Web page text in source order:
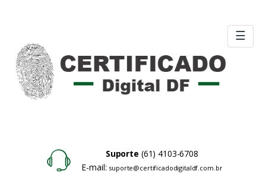
☰
Suporte (61) 4103-6708
E-mail: suporte@certificadodigitaldf.com.br